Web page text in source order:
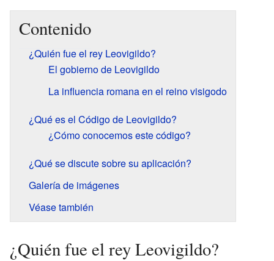
Contenido
¿Quién fue el rey Leovigildo?
El gobierno de Leovigildo
La influencia romana en el reino visigodo
¿Qué es el Código de Leovigildo?
¿Cómo conocemos este código?
¿Qué se discute sobre su aplicación?
Galería de imágenes
Véase también
¿Quién fue el rey Leovigildo?